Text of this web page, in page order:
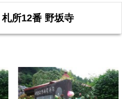
所12番 野坂寺